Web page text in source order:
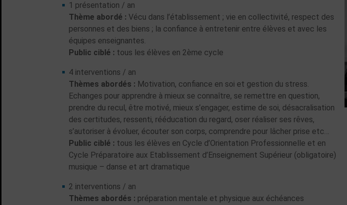
1 présentation / an
Thème abordé : Vécu dans l’établissement ; vie en collectivité, respect des
personnes et des biens ; la confiance à entretenir entre élèves et avec les
équipes enseignantes.
Public ciblé : tous les élèves en 2ème cycle
4 interventions / an
Thèmes abordés : Motivation, confiance en soi et gestion du stress.
Echanges pour apprendre à mieux se connaître, se remettre en question,
prendre du recul, être motivé, mieux s’engager, estime de soi, désacralisation
des certitudes, ressenti, rééducation du regard, oser réaliser ses rêves,
s’autoriser à évoluer, écouter son corps, comprendre pour lâcher prise etc…
Public ciblé : tous les élèves en Cycle d’Orientation Professionnelle et en
Cycle Préparatoire aux Etablissement d’Enseignement Supérieur (obligatoire)
musique – danse et art dramatique
2 interventions / an
Thèmes abordés : préparation mentale et physique aux échéances